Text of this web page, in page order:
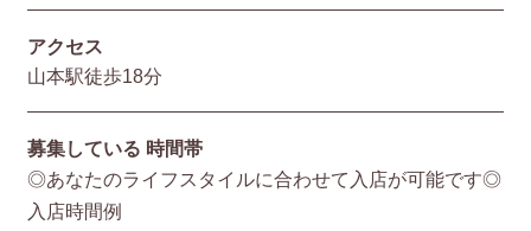
アクセス
山本駅徒歩18分
募集している 時間帯
◎あなたのライフスタイルに合わせて入店が可能です◎
入店時間例